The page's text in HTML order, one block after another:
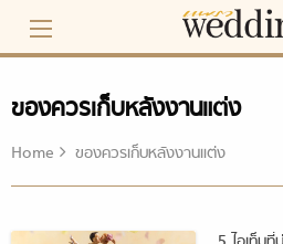
content
ของควรเก็บหลังงานแต่ง
Home ของควรเก็บหลังงานแต่ง